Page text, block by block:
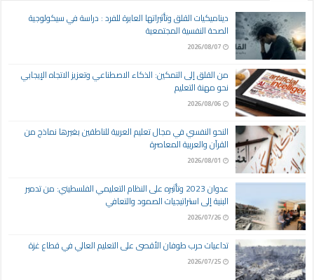
ديناميكيات القلق وتأثيراتها العابرة للفرد : دراسة في سيكولوجية
الصحة النفسية المجتمعية
2026/08/07
من القلق إلى التمكين: الذكاء الاصطناعي وتعزيز الاتجاه الإيجابي
نحو مهنة التعليم
2026/08/06
النحو النفسي في مجال تعليم العربية للناطقين بغيرها نماذج من
القرآن والعربية المعاصرة
2026/08/01
عدوان 2023 وتأثيره على النظام التعليمي الفلسطيني: من تدمير
البنية إلى استراتيجيات الصمود والتعافي
2026/07/26
تداعيات حرب طوفان الأقصى على التعليم العالي في قطاع غزة
2026/07/25